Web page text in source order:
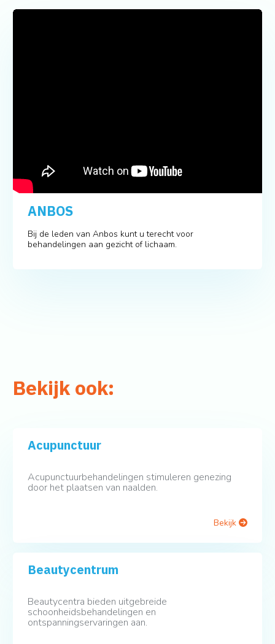
ANBOS
Bij de leden van Anbos kunt u terecht voor
behandelingen aan gezicht of lichaam.
Bekijk ook:
Acupunctuur
Acupunctuurbehandelingen stimuleren genezing
door het plaatsen van naalden.
Bekijk
Beautycentrum
Beautycentra bieden uitgebreide
schoonheidsbehandelingen en
ontspanningservaringen aan.